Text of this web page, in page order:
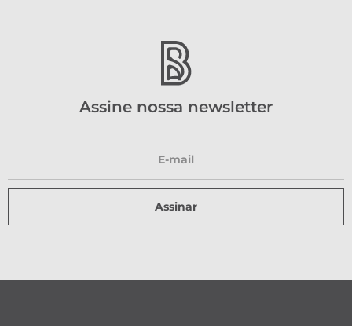
Assine nossa newsletter
Assinar